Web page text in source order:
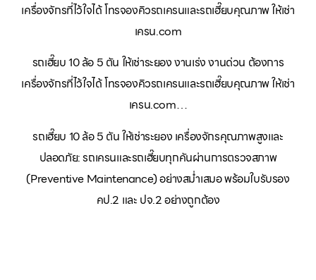
เครื่องจักรที่ไว้ใจได้ โทรจองคิวรถเครนและรถเฮี๊ยบคุณภาพ ให้เช่า
เครน.com
รถเฮี๊ยบ 10 ล้อ 5 ตัน ให้เช่าระยอง งานเร่ง งานด่วน ต้องการ
เครื่องจักรที่ไว้ใจได้ โทรจองคิวรถเครนและรถเฮี๊ยบคุณภาพ ให้เช่า
เครน.com…
รถเฮี๊ยบ 10 ล้อ 5 ตัน ให้เช่าระยอง เครื่องจักรคุณภาพสูงและ
ปลอดภัย: รถเครนและรถเฮี๊ยบทุกคันผ่านการตรวจสภาพ
(Preventive Maintenance) อย่างสม่ำเสมอ พร้อมใบรับรอง
คป.2 และ ปจ.2 อย่างถูกต้อง